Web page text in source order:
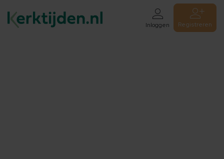
Inloggen Registreren